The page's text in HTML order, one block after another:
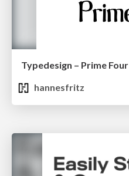
Typedesign – Prime Four
hannesfritz